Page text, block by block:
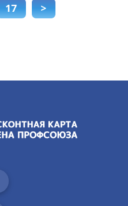
17 >